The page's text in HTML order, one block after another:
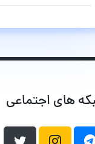
های اجتماعی